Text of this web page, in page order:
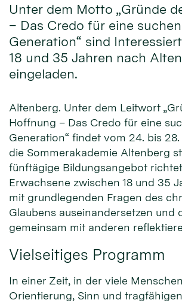
Unter dem Motto „Gründe
– Das Credo für eine
Generation“ sind
18 und 35 Jahren nach
eingeladen.
Altenberg. Unter dem Leitwort
Hoffnung – Das Credo für eine
Generation“ findet vom 24. bis
die Sommerakademie Altenberg
fünftägige Bildungsangebot
Erwachsene zwischen 18 und 35
mit grundlegenden Fragen des
Glaubens auseinandersetzen und
gemeinsam mit anderen
Vielseitiges Programm
In einer Zeit, in der viele
Orientierung, Sinn und